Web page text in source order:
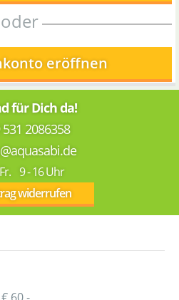
oder
eröffnen
für Dich da!
2086358
9 - 16 Uhr
widerrufen